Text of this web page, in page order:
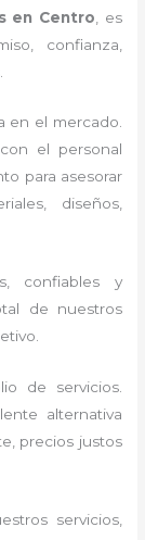
en Centro , es
confianza,
en el mercado.
el personal
para asesorar
diseños,
confiables y
de nuestros
de servicios.
alternativa
precios justos
servicios,